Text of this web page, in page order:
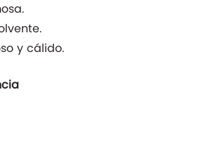
y cálido.